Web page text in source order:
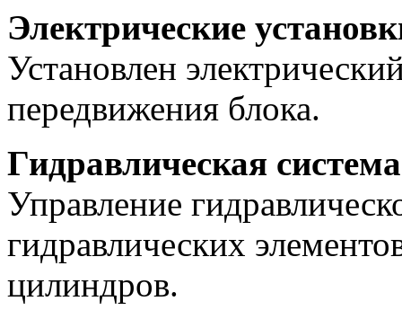
Электрические
Установлен
передвижения блока.
Гидравлическая система
Управление
гидравлических
цилиндров.